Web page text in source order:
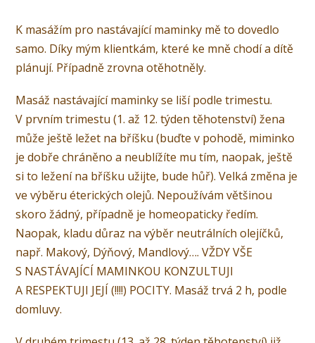
K masážím pro nastávající maminky mě to dovedlo
samo. Díky mým klientkám, které ke mně chodí a dítě
plánují. Případně zrovna otěhotněly.
Masáž nastávající maminky se liší podle trimestu.
V prvním trimestu (1. až 12. týden těhotenství) žena
může ještě ležet na bříšku (buďte v pohodě, miminko
je dobře chráněno a neublížíte mu tím, naopak, ještě
si to ležení na bříšku užijte, bude hůř). Velká změna je
ve výběru éterických olejů. Nepoužívám většinou
skoro žádný, případně je homeopaticky ředím.
Naopak, kladu důraz na výběr neutrálních olejíčků,
např. Makový, Dýňový, Mandlový…. VŽDY VŠE
S NASTÁVAJÍCÍ MAMINKOU KONZULTUJI
A RESPEKTUJI JEJÍ (!!!!) POCITY. Masáž trvá 2 h, podle
domluvy.